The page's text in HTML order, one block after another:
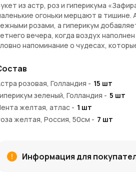
из астр, роз и гиперикума
огоньки мерцают в
розами, а гиперикум
вечера, когда воздух
напоминание о чудесах,
Сказочное сочетание
: Астры
добавляет выразительность.
Гармония оттенков: Нежные
особое настроение.
Долговечность: Все цветы в
Купить букет с доставкой
розовая, Голландия - 15 шт
зеленый, Голландия - 5 шт
желтая, атлас - 1 шт
желтая, Россия, 50см - 7 шт
Роза коралловая, Россия, 50см-5шт
Информация для